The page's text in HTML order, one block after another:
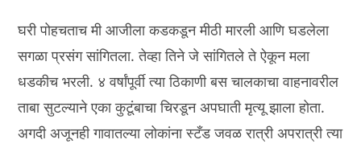
घरी पोहचताच मी आजीला कडकडून मीठी मारली आणि घडलेला
सगळा प्रसंग सांगितला. तेव्हा तिने जे सांगितले ते ऐकून मला
धडकीच भरली. ४ वर्षांपूर्वी त्या ठिकाणी बस चालकाचा वाहनावरील
ताबा सुटल्याने एका कुटूंबाचा चिरडून अपघाती मृत्यू झाला होता.
अगदी अजूनही गावातल्या लोकांना स्टँड जवळ रात्री अपरात्री त्या